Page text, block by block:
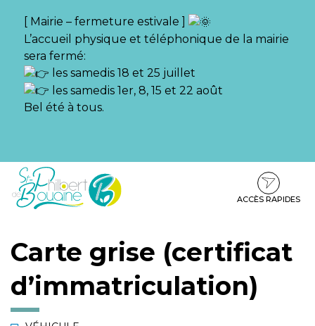
[ Mairie – fermeture estivale ]
L’accueil physique et téléphonique de la mairie
sera fermé:
les samedis 18 et 25 juillet
les samedis 1er, 8, 15 et 22 août
Bel été à tous.
Aller
Aller
contenu
Aller
pied
ACCÈS RAPIDES
Carte grise (certificat
d’immatriculation)